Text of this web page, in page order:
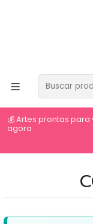
💰 Artes prontas
agora